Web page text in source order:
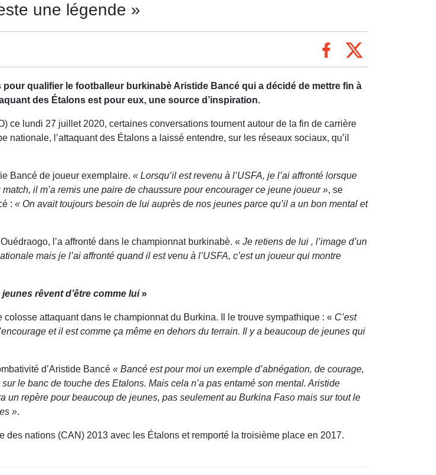
une légende »
qualifier le footballeur burkinabè Aristide Bancé qui a décidé de mettre fin à
des Étalons est pour eux, une source d’inspiration.
ce lundi 27 juillet 2020, certaines conversations tournent autour de la fin de carrière
l’attaquant des Étalons a laissé entendre, sur les réseaux sociaux, qu’il
Bancé de joueur exemplaire. « Lorsqu’il est revenu à l’USFA, je l’ai affronté lorsque
il m’a remis une paire de chaussure pour encourager ce jeune joueur », se
: « On avait toujours besoin de lui auprès de nos jeunes parce qu’il a un bon mental et
l’a affronté dans le championnat burkinabè. « Je retiens de lui , l’image d’un
mais je l’ai affronté quand il est venu à l’USFA, c’est un joueur qui montre
rêvent d’être comme lui»
attaquant dans le championnat du Burkina. Il le trouve sympathique : « C’est
et il est comme ça même en dehors du terrain. Il y a beaucoup de jeunes qui
d’Aristide Bancé « Bancé est pour moi un exemple d’abnégation, de courage,
le banc de touche des Etalons. Mais cela n’a pas entamé son mental. Aristide
un repère pour beaucoup de jeunes, pas seulement au Burkina Faso mais sur tout le
».
nations (CAN) 2013 avec les Étalons et remporté la troisième place en 2017.